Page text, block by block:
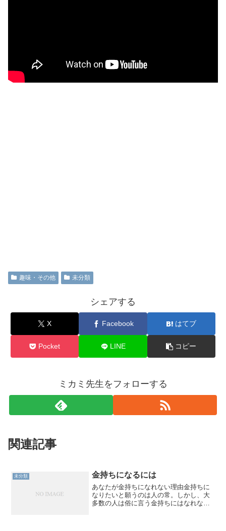
趣味・その他 未分類
シェアする
X Facebook はてブ
Pocket LINE コピー
ミカミ先生をフォローする
関連記事
未分類 金持ちになるには
あなたが金持ちになれない理由金持ちに
なりたいと願うのは人の常。しかし、大
多数の人は俗に言う金持ちにはなれな